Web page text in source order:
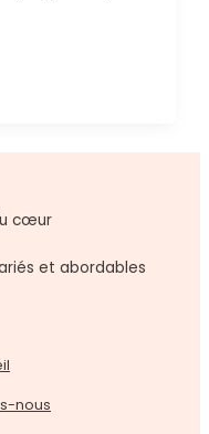
et abordables
nous